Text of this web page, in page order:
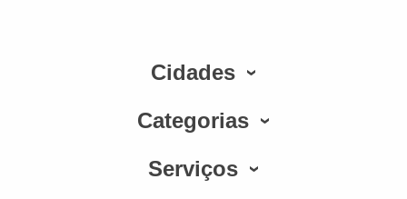
Cidades
Categorias
Serviços